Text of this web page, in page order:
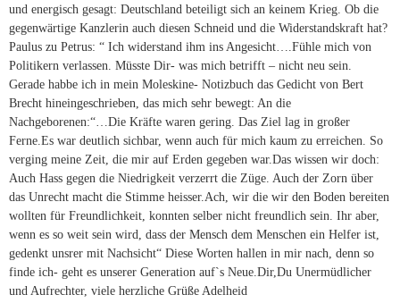
und energisch gesagt: Deutschland beteiligt sich an keinem Krieg. Ob die
gegenwärtige Kanzlerin auch diesen Schneid und die Widerstandskraft hat?
Paulus zu Petrus: “ Ich widerstand ihm ins Angesicht….Fühle mich von
Politikern verlassen. Müsste Dir- was mich betrifft – nicht neu sein.
Gerade habbe ich in mein Moleskine- Notizbuch das Gedicht von Bert
Brecht hineingeschrieben, das mich sehr bewegt: An die
Nachgeborenen:“…Die Kräfte waren gering. Das Ziel lag in großer
Ferne.Es war deutlich sichbar, wenn auch für mich kaum zu erreichen. So
verging meine Zeit, die mir auf Erden gegeben war.Das wissen wir doch:
Auch Hass gegen die Niedrigkeit verzerrt die Züge. Auch der Zorn über
das Unrecht macht die Stimme heisser.Ach, wir die wir den Boden bereiten
wollten für Freundlichkeit, konnten selber nicht freundlich sein. Ihr aber,
wenn es so weit sein wird, dass der Mensch dem Menschen ein Helfer ist,
gedenkt unsrer mit Nachsicht“ Diese Worten hallen in mir nach, denn so
finde ich- geht es unserer Generation auf`s Neue.Dir,Du Unermüdlicher
und Aufrechter, viele herzliche Grüße Adelheid